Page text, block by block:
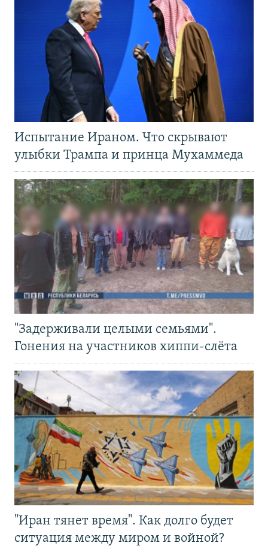
Испытание Ираном. Что скрывают
улыбки Трампа и принца Мухаммеда
"Задерживали целыми семьями".
Гонения на участников хиппи-слёта
"Иран тянет время". Как долго будет
ситуация между миром и войной?